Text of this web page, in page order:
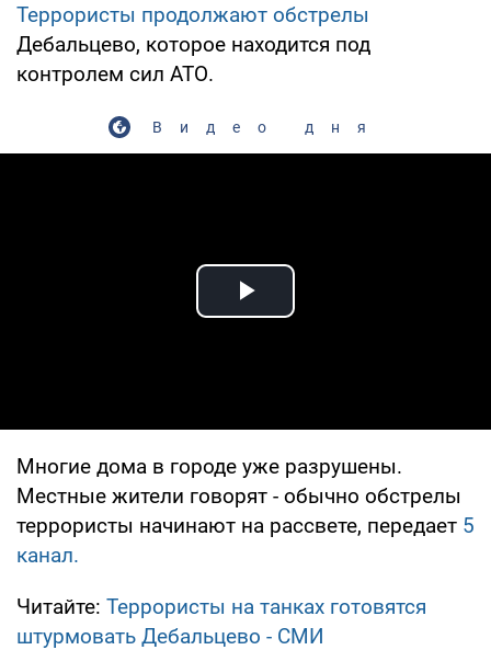
Террористы продолжают обстрелы
Дебальцево, которое находится под
контролем сил АТО.
Видео дня
Play Video
Многие дома в городе уже разрушены.
Местные жители говорят - обычно обстрелы
террористы начинают на рассвете, передает 5
канал.
Читайте: Террористы на танках готовятся
штурмовать Дебальцево - СМИ